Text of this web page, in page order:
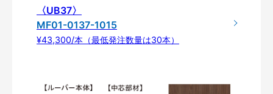
〈UB37〉
MF01-0137-1015
¥43,300/本（最低発注数量は30本）